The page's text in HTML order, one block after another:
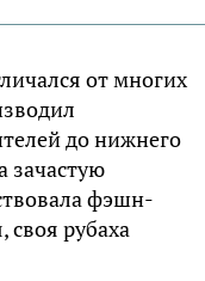
от многих
до нижнего
зачастую
фэшн-
своя рубаха